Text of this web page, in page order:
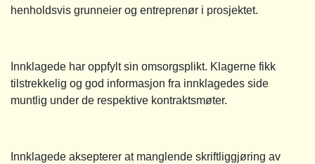
henholdsvis grunneier og entreprenør i prosjektet.
Innklagede har oppfylt sin omsorgsplikt. Klagerne fikk
tilstrekkelig og god informasjon fra innklagedes side
muntlig under de respektive kontraktsmøter.
Innklagede aksepterer at manglende skriftliggjøring av